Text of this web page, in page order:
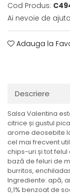
Cod Produs:
Ai nevoie de
Adauga la
Descriere
Salsa Valentina
citrice și gustul
arome deosebite
cel mai frecvent
chips-uri și tot
bază de feluri de
burritos,
Ingrediente: apă,
0,1% benzoat de